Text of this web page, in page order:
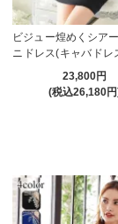
ビジュー煌めくシア
ニドレス(キャバドレ
RESS)【メーカーお
23,800円
(税込26,180